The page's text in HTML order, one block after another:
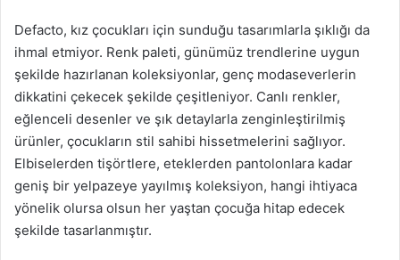
Defacto, kız çocukları için sunduğu tasarımlarla şıklığı da
ihmal etmiyor. Renk paleti, günümüz trendlerine uygun
şekilde hazırlanan koleksiyonlar, genç modaseverlerin
dikkatini çekecek şekilde çeşitleniyor. Canlı renkler,
eğlenceli desenler ve şık detaylarla zenginleştirilmiş
ürünler, çocukların stil sahibi hissetmelerini sağlıyor.
Elbiselerden tişörtlere, eteklerden pantolonlara kadar
geniş bir yelpazeye yayılmış koleksiyon, hangi ihtiyaca
yönelik olursa olsun her yaştan çocuğa hitap edecek
şekilde tasarlanmıştır.